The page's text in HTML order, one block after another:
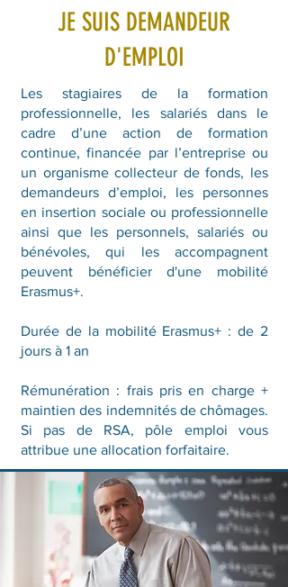
JE SUIS DEMANDEUR
D'EMPLOI
Les stagiaires de la formation
professionnelle, les salariés dans le
cadre d’une action de formation
continue, financée par l’entreprise ou
un organisme collecteur de fonds, les
demandeurs d’emploi, les personnes
en insertion sociale ou professionnelle
ainsi que les personnels, salariés ou
bénévoles, qui les accompagnent
peuvent bénéficier d'une mobilité
Erasmus+.
Durée de la mobilité Erasmus+ : de 2
jours à 1 an
Rémunération : frais pris en charge +
maintien des indemnités de chômages.
Si pas de RSA, pôle emploi vous
attribue une allocation forfaitaire.